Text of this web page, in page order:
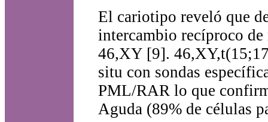
El cariotipo reveló que
intercambio recíproco
46,XY [9].
situ con sondas
PML/RAR lo que
Aguda (89% de células